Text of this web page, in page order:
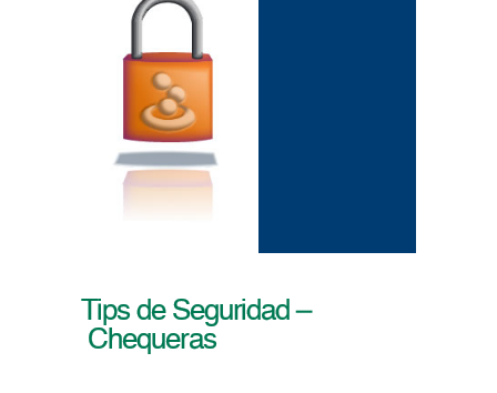
Tips de Seguridad –
Chequeras